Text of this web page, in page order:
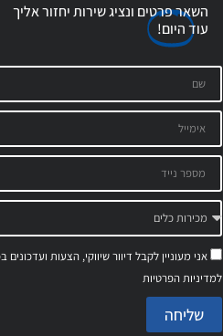
השאר פרטים ונציג שירות יחזור אליך
עודהיום!
אני מעוניין לקבל דיוור שיווקי, הצעות ועדכונים
למדיניות הפרטיות
שליחה